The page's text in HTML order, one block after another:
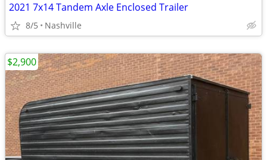
2021 7x14 Tandem Axle Enclosed Trailer
8/5 Nashville
$2,900